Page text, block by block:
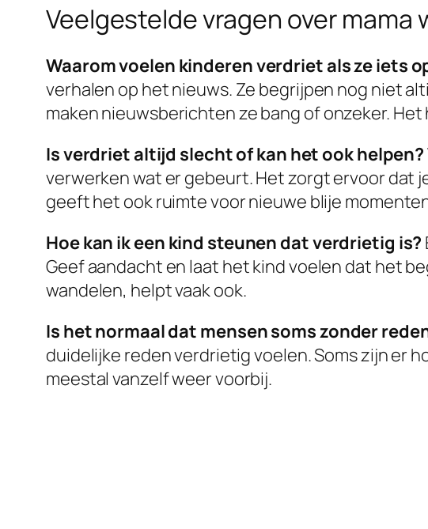
Veelgestelde vragen over mama
Waarom voelen kinderen verdriet als ze iets
verhalen op het nieuws. Ze begrijpen nog niet
maken nieuwsberichten ze bang of onzeker.
Is verdriet altijd slecht of kan het ook helpen?
verwerken wat er gebeurt. Het zorgt ervoor dat
geeft het ook ruimte voor nieuwe blije
Hoe kan ik een kind steunen dat verdrietig is?
Geef aandacht en laat het kind voelen dat het
wandelen, helpt vaak ook.
Is het normaal dat mensen soms zonder
duidelijke reden verdrietig voelen. Soms zijn er
meestal vanzelf weer voorbij.